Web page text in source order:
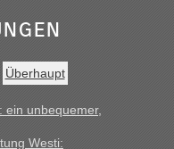
ging dann
Pass dabei waren“
• Re: An welchem
der Ukraine geht es am
Urgyniw ausgereist,
Überhaupt
ein unbequemer,
Westi: